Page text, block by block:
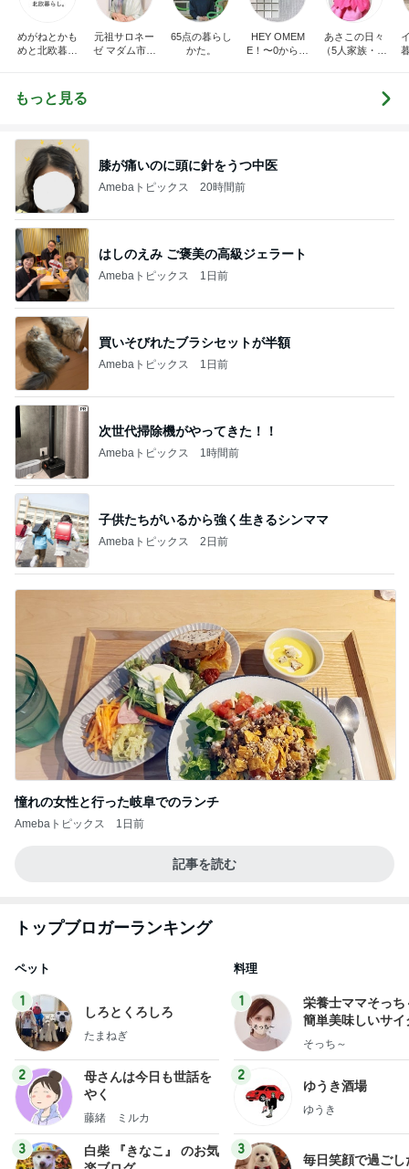
めがねとかも
めと北欧暮ら
元祖サロネー
ゼ マダム市川
65点の暮らし
かた。
HEY OMEM
E！〜0からの
あさこの日々
（5人家族・投
もっと見る
膝が痛いのに頭に針をうつ中医
Amebaトピックス 20時間前
はしのえみ ご褒美の高級ジェラート
Amebaトピックス 1日前
買いそびれたブラシセットが半額
Amebaトピックス 1日前
次世代掃除機がやってきた！！
Amebaトピックス 1時間前
子供たちがいるから強く生きるシンママ
Amebaトピックス 2日前
憧れの女性と行った岐阜でのランチ
Amebaトピックス 1日前
記事を読む
トップブロガーランキング
ペット
1
しろとくろしろ
たまねぎ
2
母さんは今日も世話を
やく
藤緒 ミルカ
3
白柴 『きなこ』 のお気
料理
1
栄養士ママそっち
簡単美味しいサイ
献立
そっち～
2
ゆうき酒場
ゆうき
3
毎日笑顔で過ごし